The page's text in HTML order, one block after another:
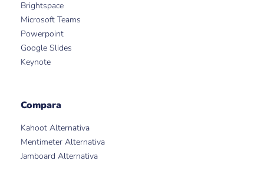
Brightspace
Microsoft Teams
Powerpoint
Google Slides
Keynote
Compara
Kahoot Alternativa
Mentimeter Alternativa
Jamboard Alternativa